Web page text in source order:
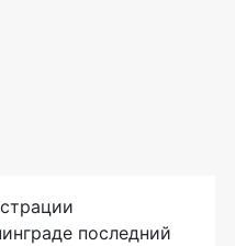
последний